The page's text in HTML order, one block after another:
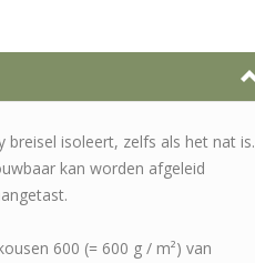
isoleert, zelfs als het nat is.
kan worden afgeleid
600 (= 600 g / m²) van